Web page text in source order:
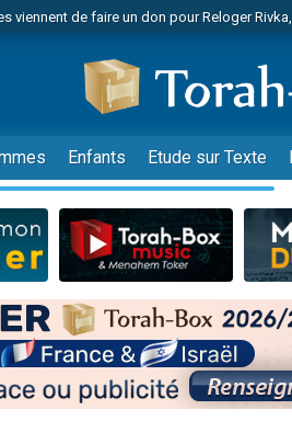
viennent de faire un don pour Reloger
de demander une bénédiction
de nous rejoindre sur WhatsApp
places pour étudier en groupe sur Zoom
viennent de faire un don pour Diane, 80
son Maasser
de nous rejoindre sur WhatsApp
de nous rejoindre sur WhatsApp
viennent de faire un don pour 5 jours de
donner son Maasser
de nous rejoindre sur WhatsApp
de demander une bénédiction
Enfants Etude sur Texte